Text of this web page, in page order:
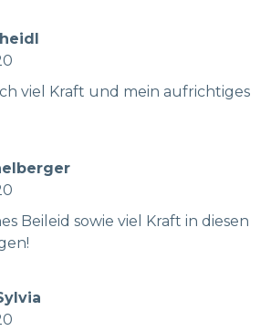
viel Kraft und mein aufrichtiges
Beileid sowie viel Kraft in diesen